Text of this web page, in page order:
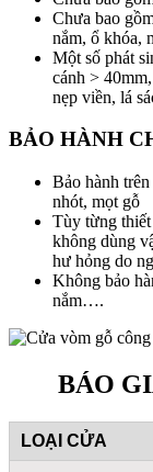
Chưa bao
nắm, ổ khóa,
Một số phát
cánh >
nẹp viền, lá
BẢO HÀNH
Bảo hành
nhót, mọt gỗ
Tùy từng thiết
không dùng
hư hỏng do
Không bảo
nắm….
BÁO
LOẠI CỬA